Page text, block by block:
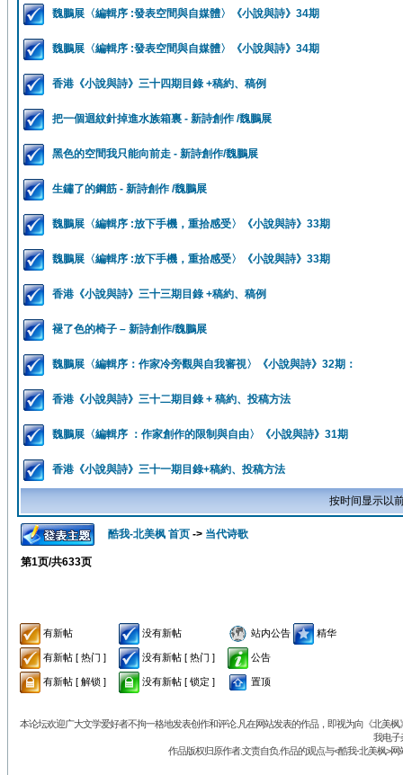
魏鵬展〈編輯序 :發表空間與自媒體〉《小說與詩》34期
魏鵬展〈編輯序 :發表空間與自媒體〉《小說與詩》34期
香港《小說與詩》三十四期目錄 +稿約、稿例
把一個迴紋針掉進水族箱裏 - 新詩創作 /魏鵬展
黑色的空間我只能向前走 - 新詩創作/魏鵬展
生鏽了的鋼筋 - 新詩創作 /魏鵬展
魏鵬展〈編輯序 :放下手機，重拾感受〉《小說與詩》33期
魏鵬展〈編輯序 :放下手機，重拾感受〉《小說與詩》33期
香港《小說與詩》三十三期目錄 +稿約、稿例
褪了色的椅子 – 新詩創作/魏鵬展
魏鵬展〈編輯序：作家冷旁觀與自我審視〉《小說與詩》32期：
香港《小說與詩》三十二期目錄 + 稿約、投稿方法
魏鵬展〈編輯序 ：作家創作的限制與自由〉《小說與詩》31期
香港《小說與詩》三十一期目錄+稿約、投稿方法
按时间显示以
酷我-北美枫 首页 -> 当代诗歌
第1页/共633页
有新帖 没有新帖 站内公告 精华
有新帖 [ 热门 ] 没有新帖 [ 热门 ] 公告
有新帖 [ 解锁 ] 没有新帖 [ 锁定 ] 置顶
本论坛欢迎广大文学爱好者不拘一格地发表创作和评论.凡在网站发表的作品，即视为向《北美
我电子
作品版权归原作者.文责自负.作品的观点与<酷我-北美枫>